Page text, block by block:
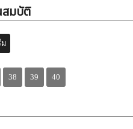
มบัติ
ม
38 39 40